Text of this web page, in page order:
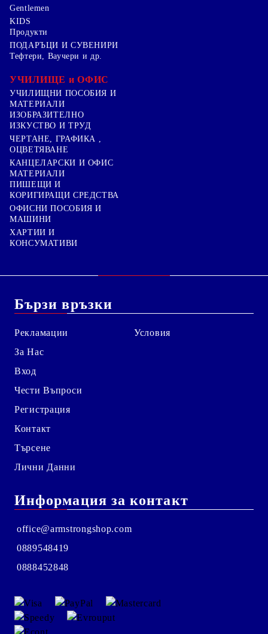
Gentlemen
KIDS
Продукти
ПОДАРЪЦИ И СУВЕНИРИ
Тефтери, Ваучери и др.
УЧИЛИЩЕ и ОФИС
УЧИЛИЩНИ ПОСОБИЯ И
МАТЕРИАЛИ
ИЗОБРАЗИТЕЛНО
ИЗКУСТВО И ТРУД
ЧЕРТАНЕ, ГРАФИКА ,
ОЦВЕТЯВАНЕ
КАНЦЕЛАРСКИ И ОФИС
МАТЕРИАЛИ
ПИШЕЩИ И
КОРИГИРАЩИ СРЕДСТВА
ОФИСНИ ПОСОБИЯ И
МАШИНИ
ХАРТИИ И
КОНСУМАТИВИ
Бързи връзки
Рекламации
За Нас
Вход
Чести Въпроси
Регистрация
Контакт
Търсене
Лични Данни
Условия
Информация за контакт
office@armstrongshop.com
0889548419
0888452848